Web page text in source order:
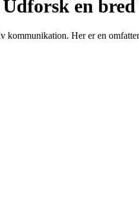
en
Her er en